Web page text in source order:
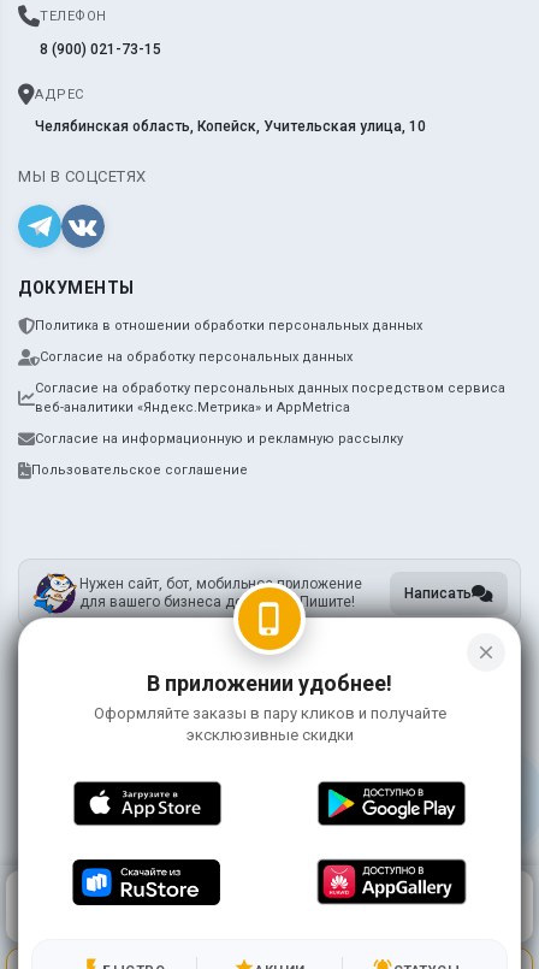
ТЕЛЕФОН
8 (900) 021-73-15
АДРЕС
Челябинская область, Копейск, Учительская улица, 10
МЫ В СОЦСЕТЯХ
ДОКУМЕНТЫ
Политика в отношении обработки персональных данных
Согласие на обработку персональных данных
Согласие на обработку персональных данных посредством сервиса
веб-аналитики «Яндекс.Метрика» и AppMetrica
Согласие на информационную и рекламную рассылку
Пользовательское соглашение
Нужен сайт, бот, мобильное приложение
для вашего бизнеса доставки? Пишите!
Написать
ОГРНИП 318745600119755
2026 ЯмиДзиро
ГЛАВНАЯ
КОРЗИНА
0
ВОЙТИ
close
phone_iphone
В приложении удобнее!
Оформляйте заказы в пару кликов и получайте
эксклюзивные скидки